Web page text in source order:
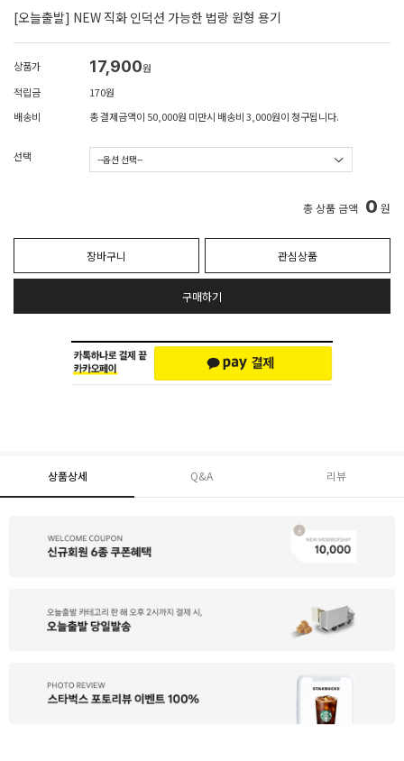
[오늘출발] NEW 직화 인덕션 가능한 법랑 원형 용기
상품가 17,900원
적립금
170원
배송비
총 결제금액이 50,000원 미만시 배송비 3,000원이 청구됩니다.
선택
총 상품 금액 0 원
장바구니 관심상품
구매하기
상품상세 Q&A 리뷰